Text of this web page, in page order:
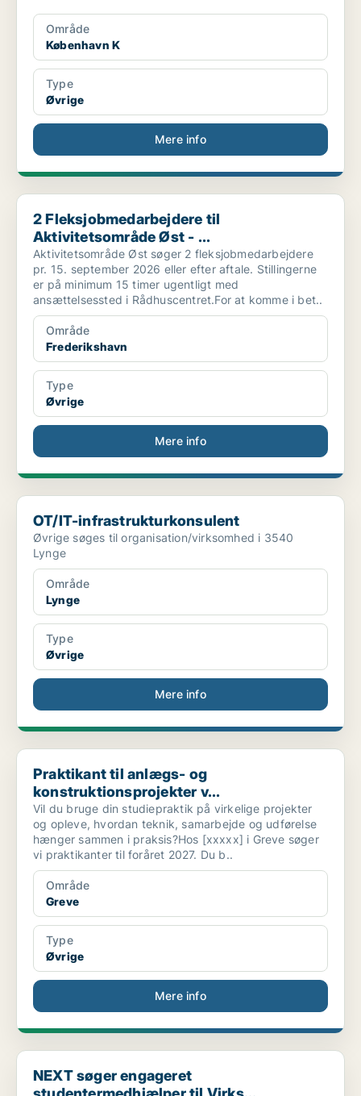
Område
København K
Type
Øvrige
Mere info
2 Fleksjobmedarbejdere til Aktivitetsområde Øst - ...
2 Fleksjobmedarbejdere til
Aktivitetsområde Øst - ...
Aktivitetsområde Øst søger 2 fleksjobmedarbejdere
pr. 15. september 2026 eller efter aftale. Stillingerne
er på minimum 15 timer ugentligt med
ansættelsessted i Rådhuscentret.For at komme i bet..
Område
Frederikshavn
Type
Øvrige
Mere info
OT/IT-infrastrukturkonsulent
OT/IT-infrastrukturkonsulent
Øvrige søges til organisation/virksomhed i 3540
Lynge
Område
Lynge
Type
Øvrige
Mere info
Praktikant til anlægs- og konstruktionsprojekter v...
Praktikant til anlægs- og
konstruktionsprojekter v...
Vil du bruge din studiepraktik på virkelige projekter
og opleve, hvordan teknik, samarbejde og udførelse
hænger sammen i praksis?Hos [xxxxx] i Greve søger
vi praktikanter til foråret 2027. Du b..
Område
Greve
Type
Øvrige
Mere info
NEXT søger engageret studentermedhjælper til Virks...
NEXT søger engageret